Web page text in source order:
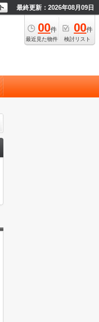
最終更新：2026年08月09日
00件
最近見た物件
00件
検討リスト